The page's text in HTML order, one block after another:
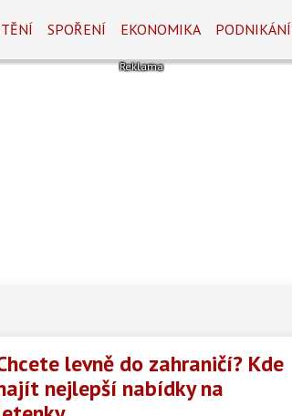
SPOŘENÍ EKONOMIKA PODNIKÁNÍ
levně do zahraničí? Kde
nejlepší nabídky na